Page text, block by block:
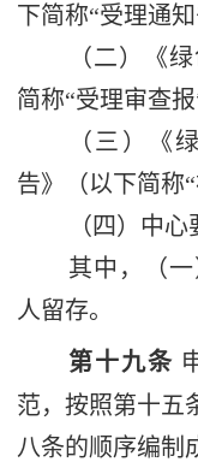
下简称“受理通
（二）《
简称“受理审查
（三）《
告》（以下简称“
（四）中
其中，（
人留存。
第十九条
范，按照第十五
八条的顺序编制